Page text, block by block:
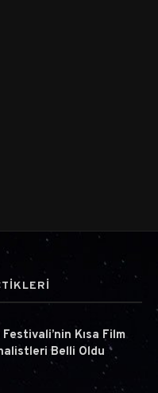
Kısa Film
Belli Oldu